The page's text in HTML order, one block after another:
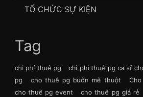
TỔ CHỨC SỰ KIỆN
Tag
chi phí thuê pg chi phí thuê pg ca sĩ
pg
cho thuê pg buôn mê thuột
cho thuê pg event
cho thuê pg giá rẻ